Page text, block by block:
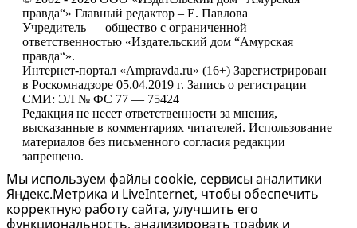
правда“» Главный редактор – Е. Павлова
Учредитель — общество с ограниченной
ответственностью «Издательский дом “Амурская
правда“».
Интернет-портал «Ampravda.ru» (16+) Зарегистрирован
в Роскомнадзоре 05.04.2019 г. Запись о регистрации
СМИ: ЭЛ № ФС 77 — 75424
Редакция не несет ответственности за мнения,
высказанные в комментариях читателей. Использование
материалов без письменного согласия редакции
запрещено.
Мы используем файлы cookie, сервисы аналитики
Яндекс.Метрика и LiveInternet, чтобы обеспечить
корректную работу сайта, улучшить его
функциональность, анализировать трафик и